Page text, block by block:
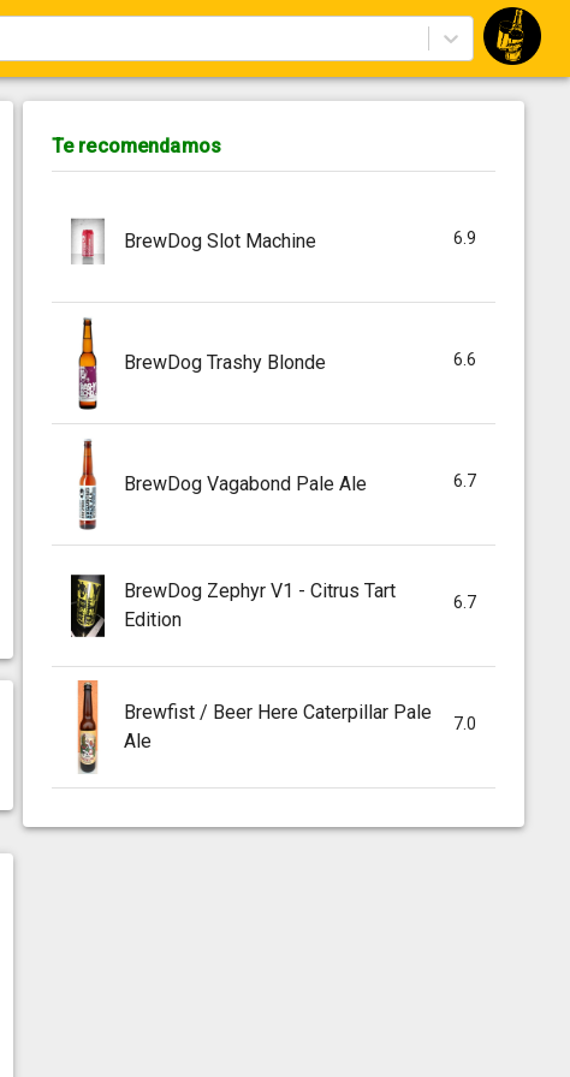
Te recomendamos
BrewDog Slot Machine 6.9
BrewDog Trashy Blonde 6.6
BrewDog Vagabond Pale Ale 6.7
BrewDog Zephyr V1 - Citrus Tart
Edition
6.7
Brewfist / Beer Here Caterpillar Pale
Ale
7.0